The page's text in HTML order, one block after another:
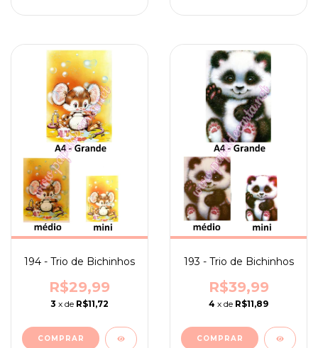
194 - Trio de Bichinhos
R$29,99
3 x de R$11,72
193 - Trio de Bichinhos
R$39,99
4 x de R$11,89